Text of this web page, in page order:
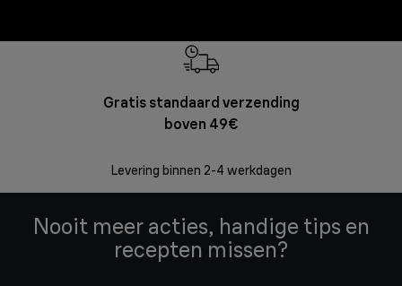
Gratis standaard verzending
boven 49€
Levering binnen 2-4 werkdagen
Nooit meer acties, handige tips en
recepten missen?